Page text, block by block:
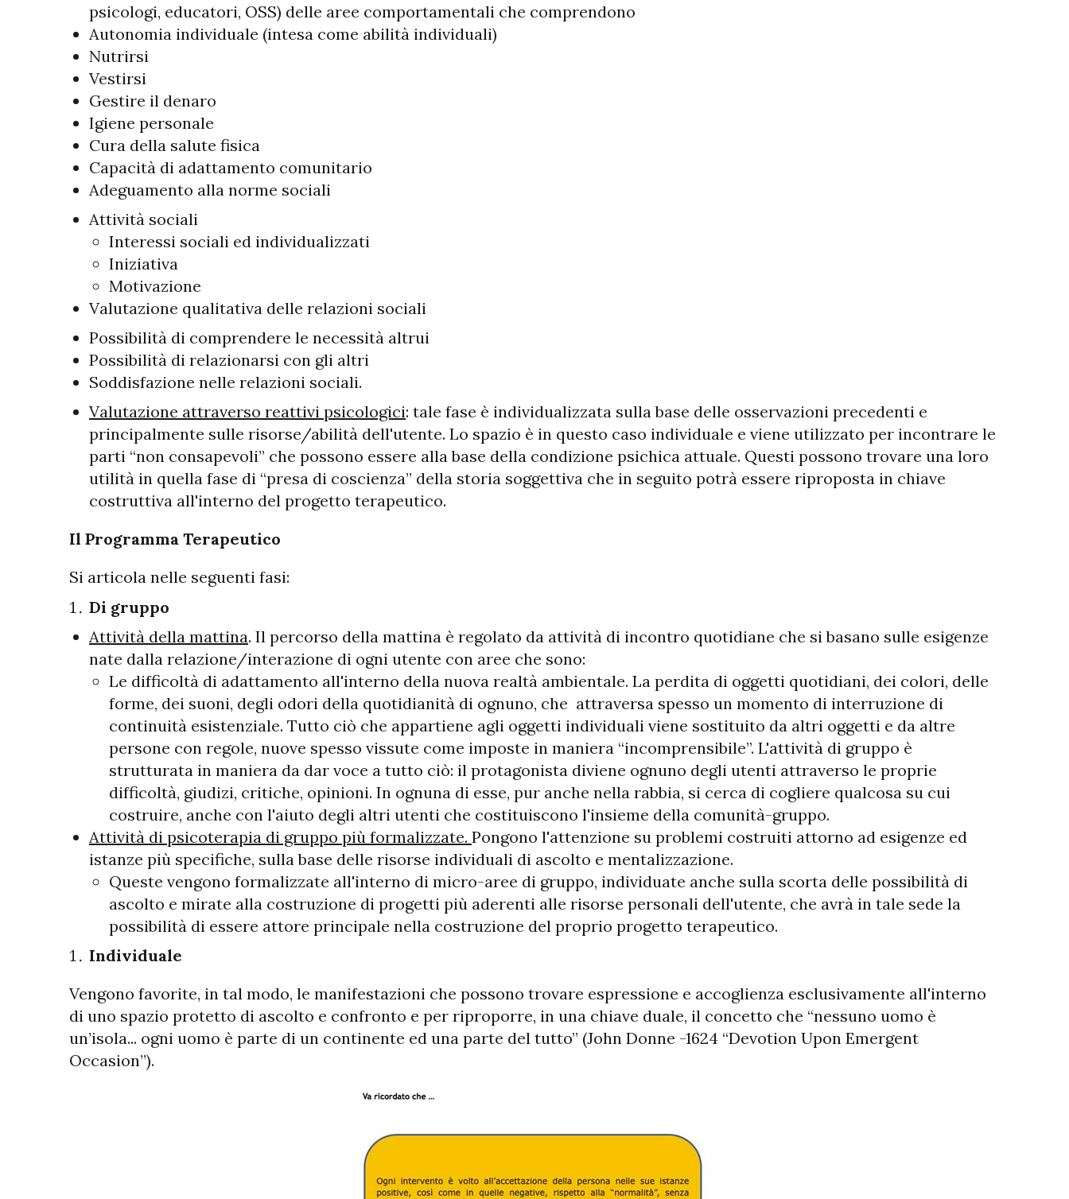
psicologi, educatori, OSS) delle aree comportamentali che comprendono
Autonomia individuale (intesa come abilità individuali)
Nutrirsi
Vestirsi
Gestire il denaro
Igiene personale
Cura della salute fisica
Capacità di adattamento comunitario
Adeguamento alla norme sociali
Attività sociali
Interessi sociali ed individualizzati
Iniziativa
Motivazione
Valutazione qualitativa delle relazioni sociali
​Possibilità di comprendere le necessità altrui
Possibilità di relazionarsi con gli altri
Soddisfazione nelle relazioni sociali.
Valutazione attraverso reattivi psicologici: tale fase è individualizzata sulla base delle osservazioni precedenti e
principalmente sulle risorse/abilità dell'utente. Lo spazio è in questo caso individuale e viene utilizzato per incontrare le
parti “non consapevoli” che possono essere alla base della condizione psichica attuale. Questi possono trovare una loro
utilità in quella fase di “presa di coscienza” della storia soggettiva che in seguito potrà essere riproposta in chiave
costruttiva all'interno del progetto terapeutico.
Il Programma Terapeutico
Si articola nelle seguenti fasi:
Di gruppo
Attività della mattina. Il percorso della mattina è regolato da attività di incontro quotidiane che si basano sulle esigenze
nate dalla relazione/interazione di ogni utente con aree che sono:
Le difficoltà di adattamento all'interno della nuova realtà ambientale. La perdita di oggetti quotidiani, dei colori, delle
forme, dei suoni, degli odori della quotidianità di ognuno, che attraversa spesso un momento di interruzione di
continuità esistenziale. Tutto ciò che appartiene agli oggetti individuali viene sostituito da altri oggetti e da altre
persone con regole, nuove spesso vissute come imposte in maniera “incomprensibile”. L'attività di gruppo è
strutturata in maniera da dar voce a tutto ciò: il protagonista diviene ognuno degli utenti attraverso le proprie
difficoltà, giudizi, critiche, opinioni. In ognuna di esse, pur anche nella rabbia, si cerca di cogliere qualcosa su cui
costruire, anche con l'aiuto degli altri utenti che costituiscono l'insieme della comunità-gruppo.
Attività di psicoterapia di gruppo più formalizzate. Pongono l'attenzione su problemi costruiti attorno ad esigenze ed
istanze più specifiche, sulla base delle risorse individuali di ascolto e mentalizzazione.
Queste vengono formalizzate all'interno di micro-aree di gruppo, individuate anche sulla scorta delle possibilità di
ascolto e mirate alla costruzione di progetti più aderenti alle risorse personali dell'utente, che avrà in tale sede la
possibilità di essere attore principale nella costruzione del proprio progetto terapeutico.
Individuale
Vengono favorite, in tal modo, le manifestazioni che possono trovare espressione e accoglienza esclusivamente all'interno
di uno spazio protetto di ascolto e confronto e per riproporre, in una chiave duale, il concetto che “nessuno uomo è
un’isola... ogni uomo è parte di un continente ed una parte del tutto” (John Donne -1624 “Devotion Upon Emergent
Occasion”).